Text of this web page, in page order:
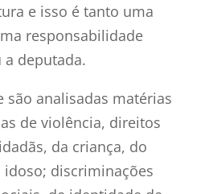
e isso é tanto uma
responsabilidade
a deputada.
são analisadas matérias
de violência, direitos
da criança, do
idoso; discriminações